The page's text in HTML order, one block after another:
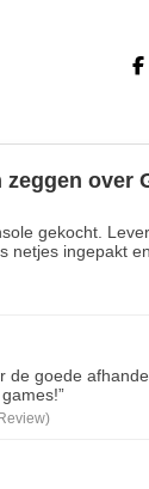
D
n
over
gekocht.
netjes ingepakt
de goede